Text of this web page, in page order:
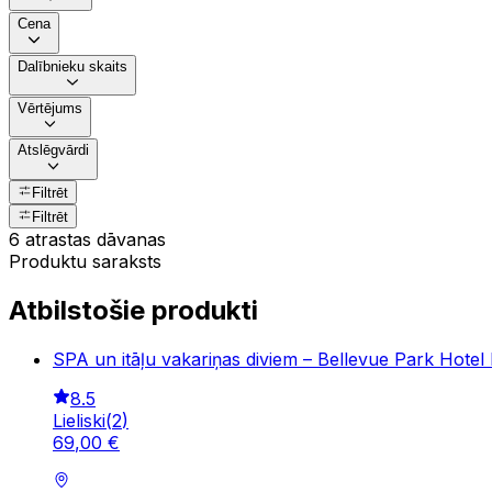
Cena
Dalībnieku skaits
Vērtējums
Atslēgvārdi
Filtrēt
Filtrēt
6 atrastas dāvanas
Produktu saraksts
Atbilstošie produkti
SPA un itāļu vakariņas diviem – Bellevue Park Hotel
8.5
Lieliski(2)
69,00 €